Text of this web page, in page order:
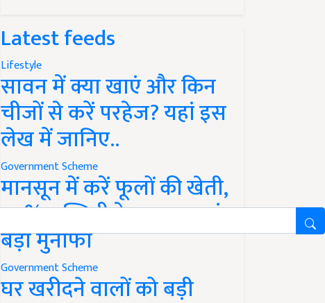
Latest feeds
Lifestyle
सावन में क्या खाएं और किन
चीजों से करें परहेज? यहां इस
लेख में जानिए..
Government Scheme
मानसून में करें फूलों की खेती,
50% सब्सिडी के साथ कमाएं
बड़ा मुनाफा
Government Scheme
घर खरीदने वालों को बड़ी